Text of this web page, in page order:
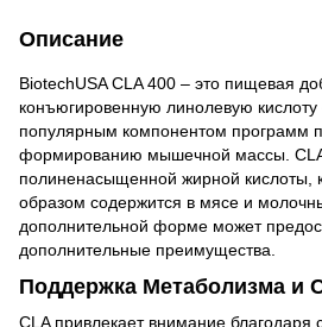
Описание
BiotechUSA CLA 400 – это пищевая
конъюгировенную линолевую кислоту
популярным компонентом программ
формированию мышечной массы. CLA
полиненасыщенной жирной кислоты,
образом содержится в мясе и
дополнительной форме может
дополнительные преимущества.
Поддержка Метаболизма и
CLA привлекает внимание благодаря